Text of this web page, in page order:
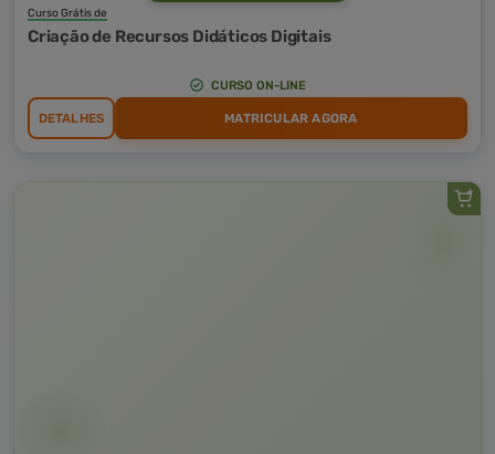
Curso Grátis de
Criação de Recursos Didáticos Digitais
CURSO ON-LINE
DETALHES MATRICULAR AGORA